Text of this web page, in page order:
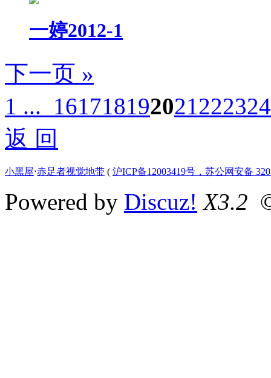
一婷2012-1
下一页 »
1 ... 161718192021222324
返 回
小黑屋⋅赤足者视觉地带 ( 沪ICP备12003419号，苏公网安备
Powered by Discuz! X3.2